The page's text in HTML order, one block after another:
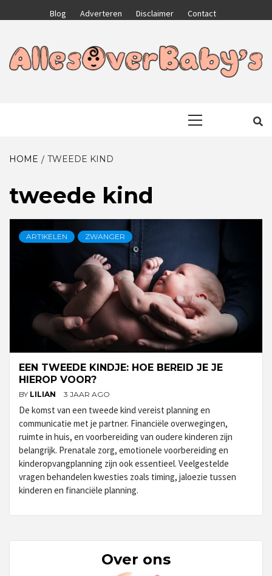
to
Blog Adverteren Disclaimer Contact
HOME TWEEDE KIND
tweede kind
ARTIKELEN ZWANGER
EEN TWEEDE KINDJE: HOE BEREID JE JE
HIEROP VOOR?
BY LILIAN 3 JAAR AGO
De komst van een tweede kind vereist planning en
communicatie met je partner. Financiële overwegingen,
ruimte in huis, en voorbereiding van oudere kinderen zijn
belangrijk. Prenatale zorg, emotionele voorbereiding en
kinderopvangplanning zijn ook essentieel. Veelgestelde
vragen behandelen kwesties zoals timing, jaloezie tussen
kinderen en financiële planning.
Over ons